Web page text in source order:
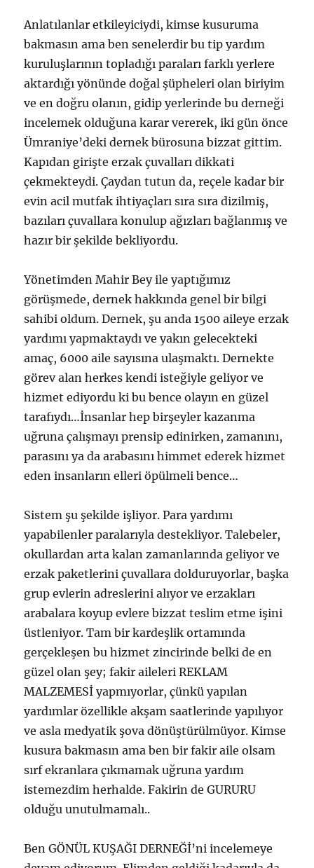
Anlatılanlar etkileyiciydi, kimse kusuruma
bakmasın ama ben senelerdir bu tip yardım
kuruluşlarının topladığı paraları farklı yerlere
aktardığı yönünde doğal şüpheleri olan biriyim
ve en doğru olanın, gidip yerlerinde bu derneği
incelemek olduğuna karar vererek, iki gün önce
Ümraniye’deki dernek bürosuna bizzat gittim.
Kapıdan girişte erzak çuvalları dikkati
çekmekteydi. Çaydan tutun da, reçele kadar bir
evin acil mutfak ihtiyaçları sıra sıra dizilmiş,
bazıları çuvallara konulup ağızları bağlanmış ve
hazır bir şekilde bekliyordu.
Yönetimden Mahir Bey ile yaptığımız
görüşmede, dernek hakkında genel bir bilgi
sahibi oldum. Dernek, şu anda 1500 aileye erzak
yardımı yapmaktaydı ve yakın gelecekteki
amaç, 6000 aile sayısına ulaşmaktı. Dernekte
görev alan herkes kendi isteğiyle geliyor ve
hizmet ediyordu ki bu bence olayın en güzel
tarafıydı…İnsanlar hep birşeyler kazanma
uğruna çalışmayı prensip edinirken, zamanını,
parasını ya da arabasını himmet ederek hizmet
eden insanların elleri öpülmeli bence…
Sistem şu şekilde işliyor. Para yardımı
yapabilenler paralarıyla destekliyor. Talebeler,
okullardan arta kalan zamanlarında geliyor ve
erzak paketlerini çuvallara dolduruyorlar, başka
grup evlerin adreslerini alıyor ve erzakları
arabalara koyup evlere bizzat teslim etme işini
üstleniyor. Tam bir kardeşlik ortamında
gerçekleşen bu hizmet zincirinde belki de en
güzel olan şey; fakir aileleri REKLAM
MALZEMESİ yapmıyorlar, çünkü yapılan
yardımlar özellikle akşam saatlerinde yapılıyor
ve asla medyatik şova dönüştürülmüyor. Kimse
kusura bakmasın ama ben bir fakir aile olsam
sırf ekranlara çıkmamak uğruna yardım
istemezdim herhalde. Fakirin de GURURU
olduğu unutulmamalı..
Ben GÖNÜL KUŞAĞI DERNEĞİ’ni incelemeye